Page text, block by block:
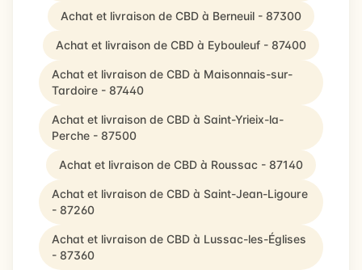
Achat et livraison de CBD à Berneuil - 87300
Achat et livraison de CBD à Eybouleuf - 87400
Achat et livraison de CBD à Maisonnais-sur-
Tardoire - 87440
Achat et livraison de CBD à Saint-Yrieix-la-
Perche - 87500
Achat et livraison de CBD à Roussac - 87140
Achat et livraison de CBD à Saint-Jean-Ligoure
- 87260
Achat et livraison de CBD à Lussac-les-Églises
- 87360